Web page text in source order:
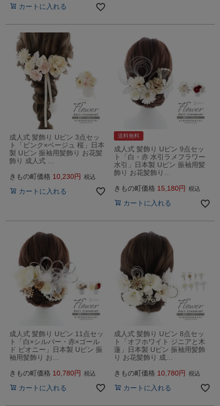
カートに入れる
成人式 髪飾り Uピン 3点セッ
ト「ピンク×ベージュ 桜」日本
製 Uピン 振袖用髪飾り お花髪
飾り 成人式 …
きもの町価格 10,230 税込
カートに入れる
送料無料
成人式 髪飾り Uピン 9点セッ
ト「白・赤 水引ラメフラワー
水引」日本製 Uピン 振袖用髪
飾り お花髪飾り…
きもの町価格 15,180 税込
カートに入れる
成人式 髪飾り Uピン 11点セッ
ト「白×シルバー・赤×ゴール
ド ピオニー」日本製 Uピン 振
袖用髪飾り お…
きもの町価格 10,780 税込
カートに入れる
成人式 髪飾り Uピン 8点セッ
ト「オフホワイト ジニアと木
蓮」日本製 Uピン 振袖用髪飾
り お花髪飾り 成…
きもの町価格 10,780 税込
カートに入れる